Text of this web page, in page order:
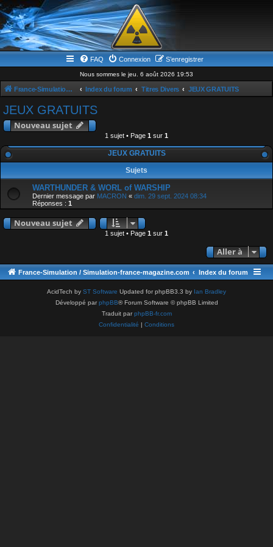
FAQ Connexion S’enregistrer
Nous sommes le jeu. 6 août 2026 19:53
France-Simulation / Simulation-france-magazine.com Index du forum Titres Divers JEUX GRATUITS
JEUX GRATUITS
Nouveau sujet
1 sujet • Page 1 sur 1
JEUX GRATUITS
Sujets
WARTHUNDER & WORL of WARSHIP
Dernier message par MACRON « dim. 29 sept. 2024 08:34
Réponses : 1
Nouveau sujet
1 sujet • Page 1 sur 1
Aller à
France-Simulation / Simulation-france-magazine.com Index du forum
AcidTech by ST Software Updated for phpBB3.3 by Ian Bradley
Développé parphpBB® Forum Software © phpBB Limited
Traduit parphpBB-fr.com
Confidentialité | Conditions